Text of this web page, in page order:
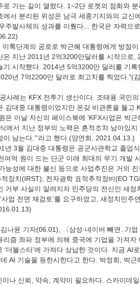
로 가는 길이 열렸다. 1~2단 로켓의 점화와
에서 분리된 위성은 남극 세종기지와의 교신
주발사체의 성과를 이뤘다... 한국은 자력으
은 지난 2011년 2억3200만달러를 시작으로
기 시작했다. 2014년 5억3200만 달러를 기
년 7억2200만 달러로 최고치를 찍었다."(
김대중 대통령이었지만 온갖 비관론을 뚫고
은 이날 자신의 페이스북에 ‘KFX사업은 박
에서 지난 정부의 노력은 흔적조차 남아있
이 남는다.’”라고 했다.(양연희, 2021.04.13.)
여억 원이 드는 단군 이래 최대의 무기 개발
능성에 대한 불신 등으로 사업추진은 거의
장치(IRST), 전자광학 표적추적장비(EO
거부 사실이 알려지자 민주당의 전신인 새
사업 전면 재검토’를 요구하였고, 새정치민주
리즘 좌파 정부에 의해 중국에 기업을 가져
‘더블스타’에 가져다 상납한 것이다. 지금
AI 기술을 등한시한다고 한다. 박정희, 박